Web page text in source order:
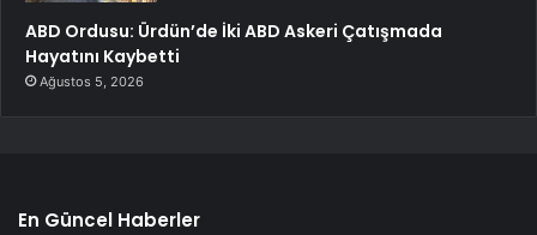
ABD Ordusu: Ürdün’de İki ABD Askeri Çatışmada
Hayatını Kaybetti
Ağustos 5, 2026
En Güncel Haberler